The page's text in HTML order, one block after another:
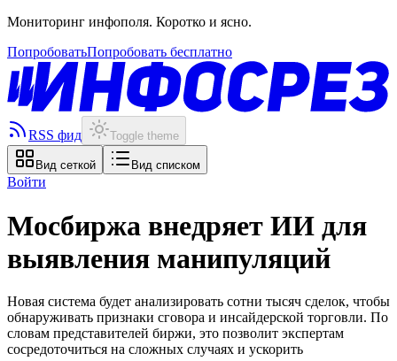
Мониторинг инфополя. Коротко и ясно.
ПопробоватьПопробовать бесплатно
RSS фид Toggle theme
Вид сеткой Вид списком
Войти
Мосбиржа внедряет ИИ для
выявления манипуляций
Новая система будет анализировать сотни тысяч сделок, чтобы
обнаруживать признаки сговора и инсайдерской торговли. По
словам представителей биржи, это позволит экспертам
сосредоточиться на сложных случаях и ускорить